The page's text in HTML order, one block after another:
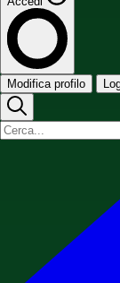
Modifica profilo